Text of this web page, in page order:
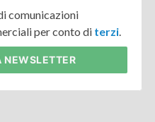
comunicazioni
per conto di terzi.
NEWSLETTER